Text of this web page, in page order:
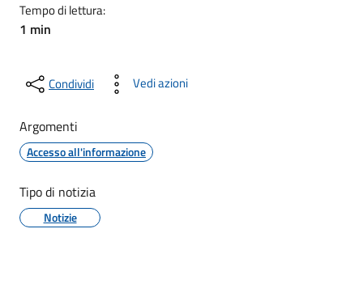
Tempo di lettura:
1 min
Condividi Vedi azioni
Argomenti
Accesso all'informazione
Tipo di notizia
Notizie